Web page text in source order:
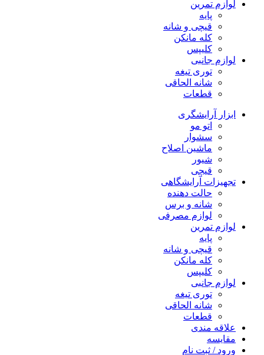
لوازم تمرین
پایه
قیچی و شانه
کله مانکن
کلیپس
لوازم جانبی
توری تیغه
شانه الحاقی
قطعات
ابزار آرایشگری
اتو مو
سشوار
ماشین اصلاح
شیور
قیچی
تجهیزات آرایشگاهی
حالت دهنده
شانه و برس
لوازم مصرفی
لوازم تمرین
پایه
قیچی و شانه
کله مانکن
کلیپس
لوازم جانبی
توری تیغه
شانه الحاقی
قطعات
علاقه مندی
مقایسه
ورود / ثبت نام